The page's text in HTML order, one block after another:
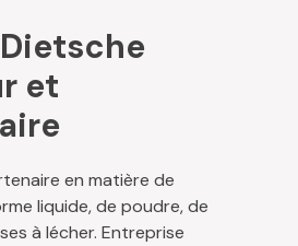
et
en matière de
liquide, de poudre, de
à lécher. Entreprise